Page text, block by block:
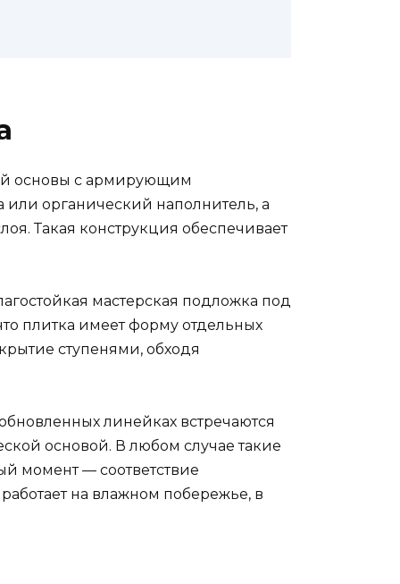
основы с армирующим
или органический наполнитель, а
Такая конструкция обеспечивает
мастерская подложка под
плитка имеет форму отдельных
ступенями, обходя
линейках встречаются
основой. В любом случае такие
момент — соответствие
на влажном побережье, в